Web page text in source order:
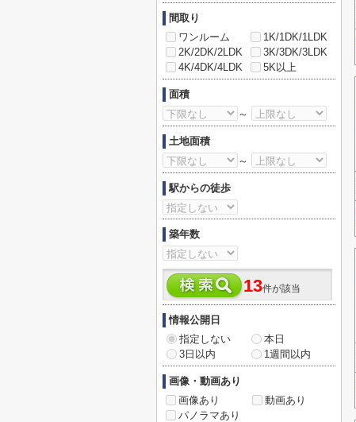
間取り
ワンルーム
1K/1DK/1LDK
2K/2DK/2LDK
3K/3DK/3LDK
4K/4DK/4LDK
5K以上
面積
～
土地面積
～
駅からの徒歩
築年数
13件が該当
情報公開日
指定しない
本日
3日以内
1週間以内
画像・動画あり
画像あり
動画あり
パノラマあり